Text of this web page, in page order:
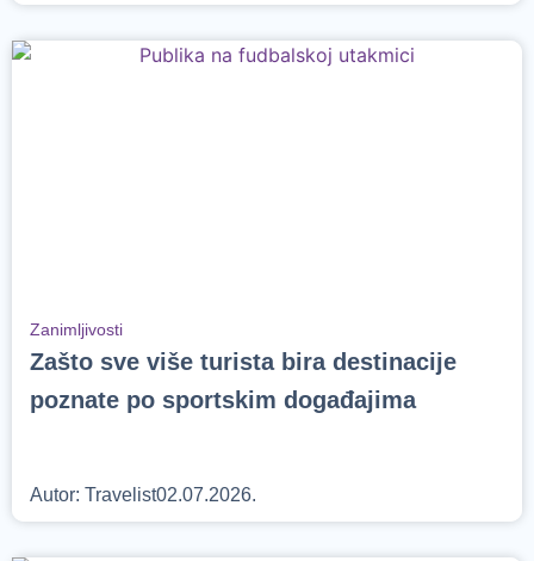
Zanimljivosti
Zašto sve više turista bira destinacije
poznate po sportskim događajima
Autor: Travelist02.07.2026.